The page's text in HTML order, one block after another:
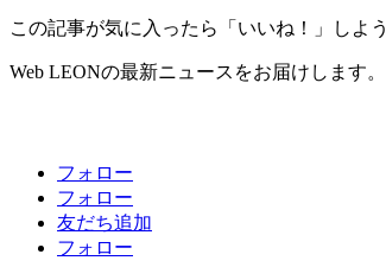
この記事が気に入ったら「いいね！」しよう
Web LEONの最新ニュースをお届けします。
フォロー
フォロー
友だち追加
フォロー